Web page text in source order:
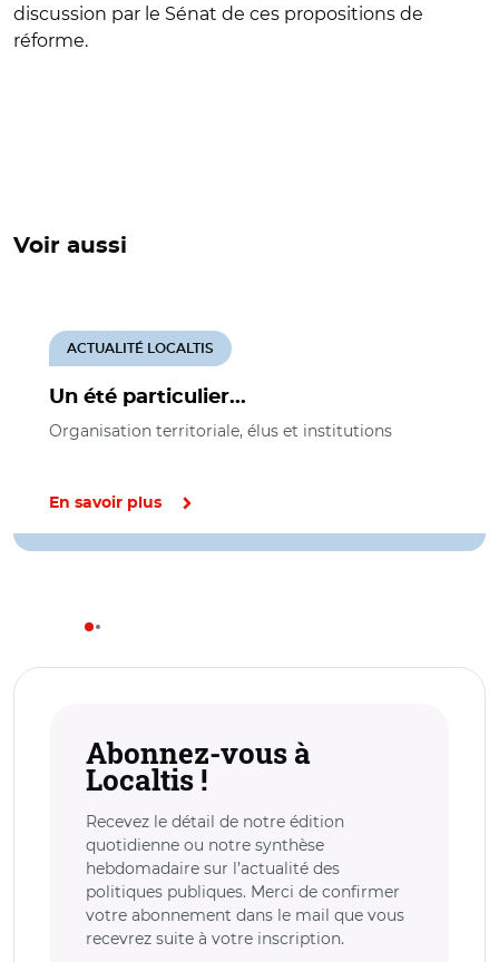
discussion par le Sénat de ces propositions de
réforme.
Voir aussi
Un été particulier...
ACTUALITÉ LOCALTIS
Organisation territoriale, élus et institutions
En savoir plus
Abonnez-vous à
Localtis !
Recevez le détail de notre édition
quotidienne ou notre synthèse
hebdomadaire sur l’actualité des
politiques publiques. Merci de confirmer
votre abonnement dans le mail que vous
recevrez suite à votre inscription.